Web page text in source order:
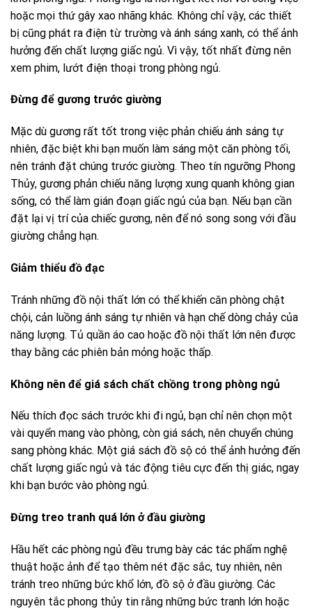
hoặc mọi thứ gây xao nhãng khác. Không chỉ vậy, các thiết
bị cũng phát ra điện từ trường và ánh sáng xanh, có thể ảnh
hưởng đến chất lượng giấc ngủ. Vì vậy, tốt nhất đừng nên
xem phim, lướt điện thoại trong phòng ngủ.
Đừng để gương trước giường
Mặc dù gương rất tốt trong việc phản chiếu ánh sáng tự
nhiên, đặc biệt khi bạn muốn làm sáng một căn phòng tối,
nên tránh đặt chúng trước giường. Theo tín ngưỡng Phong
Thủy, gương phản chiếu năng lượng xung quanh không gian
sống, có thể làm gián đoạn giấc ngủ của bạn. Nếu bạn cần
đặt lại vị trí của chiếc gương, nên để nó song song với đầu
giường chẳng hạn.
Giảm thiểu đồ đạc
Tránh những đồ nội thất lớn có thể khiến căn phòng chật
chội, cản luồng ánh sáng tự nhiên và hạn chế dòng chảy của
năng lượng. Tủ quần áo cao hoặc đồ nội thất lớn nên được
thay bằng các phiên bản mỏng hoặc thấp.
Không nên để giá sách chất chồng trong phòng ngủ
Nếu thích đọc sách trước khi đi ngủ, bạn chỉ nên chọn một
vài quyển mang vào phòng, còn giá sách, nên chuyển chúng
sang phòng khác. Một giá sách đồ sộ có thể ảnh hưởng đến
chất lượng giấc ngủ và tác động tiêu cực đến thị giác, ngay
khi bạn bước vào phòng ngủ.
Đừng treo tranh quá lớn ở đầu giường
Hầu hết các phòng ngủ đều trưng bày các tác phẩm nghệ
thuật hoặc ảnh để tạo thêm nét đặc sắc, tuy nhiên, nên
tránh treo những bức khổ lớn, đồ sộ ở đầu giường. Các
nguyên tắc phong thủy tin rằng những bức tranh lớn hoặc